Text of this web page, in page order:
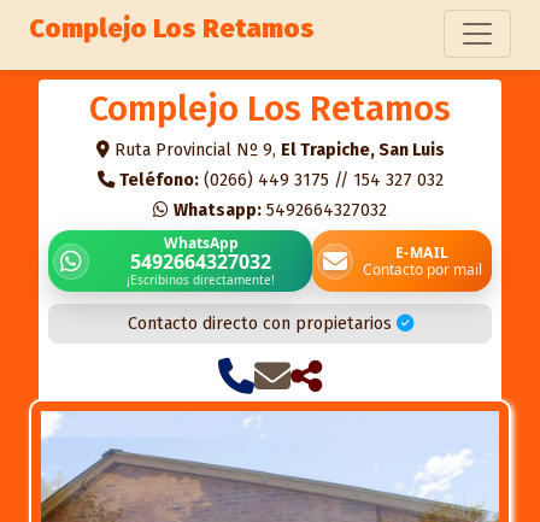
Complejo Los Retamos
Complejo Los Retamos
Ruta Provincial Nº 9, El Trapiche, San Luis
Teléfono:(0266) 449 3175 // 154 327 032
Whatsapp: 5492664327032
WhatsApp
5492664327032
¡Escribinos directamente!
E-MAIL
Contacto por mail
Contacto directo con propietarios